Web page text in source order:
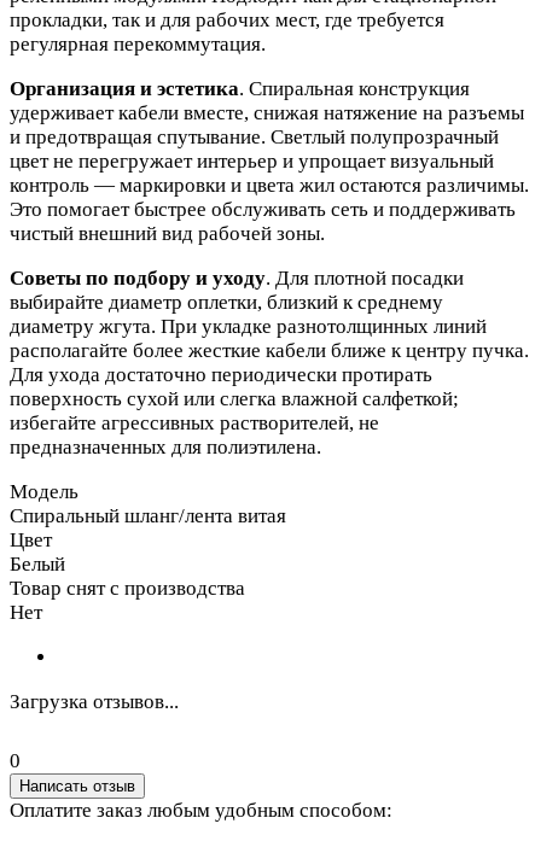
прокладки, так и для рабочих мест, где требуется
регулярная перекоммутация.
Организация и эстетика. Спиральная конструкция
удерживает кабели вместе, снижая натяжение на разъемы
и предотвращая спутывание. Светлый полупрозрачный
цвет не перегружает интерьер и упрощает визуальный
контроль — маркировки и цвета жил остаются различимы.
Это помогает быстрее обслуживать сеть и поддерживать
чистый внешний вид рабочей зоны.
Советы по подбору и уходу. Для плотной посадки
выбирайте диаметр оплетки, близкий к среднему
диаметру жгута. При укладке разнотолщинных линий
располагайте более жесткие кабели ближе к центру пучка.
Для ухода достаточно периодически протирать
поверхность сухой или слегка влажной салфеткой;
избегайте агрессивных растворителей, не
предназначенных для полиэтилена.
Модель
Спиральный шланг/лента витая
Цвет
Белый
Товар снят с производства
Нет
Загрузка отзывов...
0
Написать отзыв
Оплатите заказ любым удобным способом: